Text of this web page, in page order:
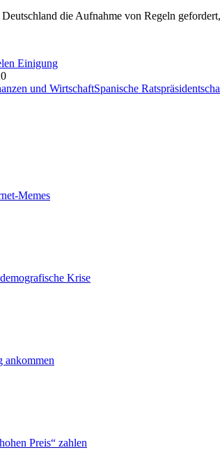
die Aufnahme von Regeln
Einigung
und WirtschaftSpanische
Memes
Krise
ankommen
Preis“ zahlen